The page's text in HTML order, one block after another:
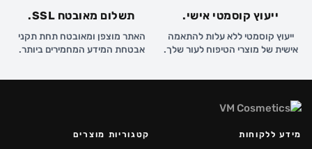
ייעוץ קוסמטי אישי.
ייעוץ קוסמטי ללא עלות להתאמה
אישית של מוצרי הטיפוח לעור שלך.
תשלום מאובטח SSL.
האתר מוצפן ומאובטח תחת תקני
אבטחת המידע המחמירים ביותר.
מידע ללקוחות קטגוריות מוצרים